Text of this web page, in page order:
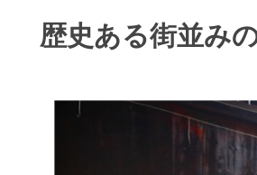
歴史ある街並み